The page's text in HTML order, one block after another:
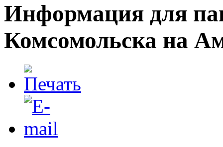
Информация для
Комсомольска на